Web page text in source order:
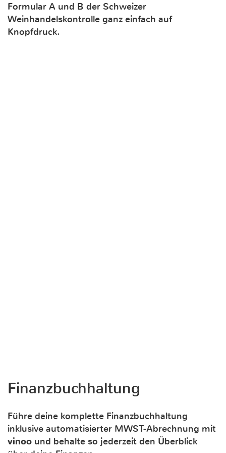
Formular A und B der Schweizer
Weinhandelskontrolle ganz einfach auf
Knopfdruck.
Finanzbuchhaltung
Führe deine komplette Finanzbuchhaltung
inklusive automatisierter MWST-Abrechnung mit
vinoo und behalte so jederzeit den Überblick